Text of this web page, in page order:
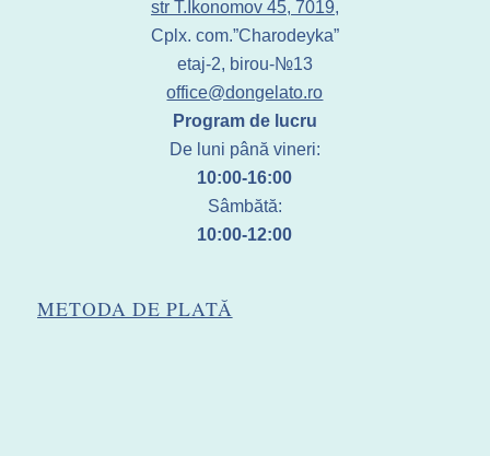
str T.Ikonomov 45, 7019,
Cplx. com.”Charodeyka”
etaj-2, birou-№13
office@dongelato.ro
Program de lucru
De luni până vineri:
10:00-16:00
Sâmbătă:
10:00-12:00
METODA DE PLATĂ